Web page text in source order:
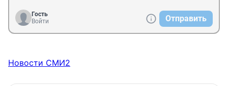
Гость
Войти
Отправить
Новости СМИ2